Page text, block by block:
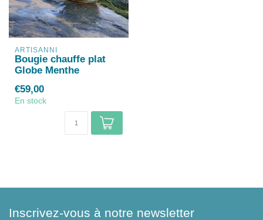
ARTISANNI
Bougie chauffe plat
Globe Menthe
€59,00
En stock
Inscrivez-vous à notre newsletter